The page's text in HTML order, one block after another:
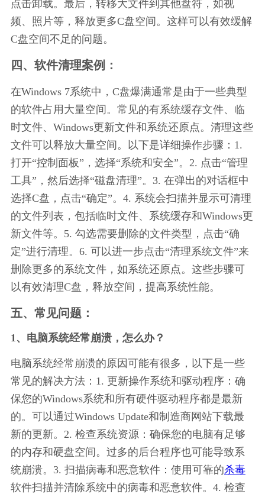
点击卸载。最后，转移大文件到其他盘符，如视
频、照片等，释放更多C盘空间。这样可以有效缓解
C盘空间不足的问题。
四、软件清理案例：
在Windows 7系统中，C盘爆满通常是由于一些典型
的软件占用大量空间。常见的有系统缓存文件、临
时文件、Windows更新文件和系统还原点。清理这些
文件可以释放大量空间。以下是详细操作步骤：1.
打开“控制面板”，选择“系统和安全”。2. 点击“管理
工具”，然后选择“磁盘清理”。3. 在弹出的对话框中
选择C盘，点击“确定”。4. 系统会扫描并显示可清理
的文件列表，包括临时文件、系统缓存和Windows更
新文件等。5. 勾选需要删除的文件类型，点击“确
定”进行清理。6. 可以进一步点击“清理系统文件”来
删除更多的系统文件，如系统还原点。这些步骤可
以有效清理C盘，释放空间，提高系统性能。
五、常见问题：
1、电脑系统经常崩溃，怎么办？
电脑系统经常崩溃的原因可能有很多，以下是一些
常见的解决方法：1. 更新操作系统和驱动程序：确
保您的Windows系统和所有硬件驱动程序都是最新
的。可以通过Windows Update和制造商网站下载最
新的更新。2. 检查系统资源：确保您的电脑有足够
的内存和硬盘空间。过多的后台程序也可能导致系
统崩溃。3. 扫描病毒和恶意软件：使用可靠的杀毒
软件扫描并清除系统中的病毒和恶意软件。4. 检查